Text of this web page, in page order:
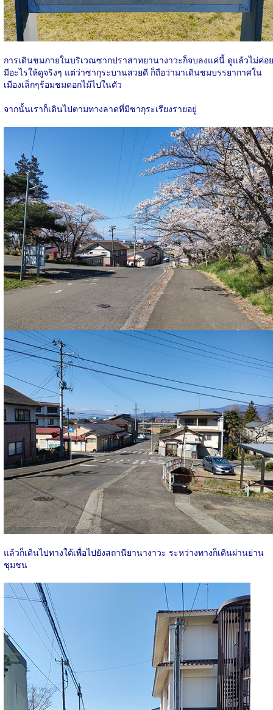
การเดินชมภายในบริเวณซากปราสาทยานางาวะก็จบลงแค่นี้ ดูแล้วไม่ค่อย
มีอะไรให้ดูจริงๆ แต่ว่าซากุระบานสวยดี ก็ถือว่ามาเดินชมบรรยากาศใน
เมืองเล็กๆร้อมชมดอกไม้ไปในตัว
จากนั้นเราก็เดินไปตามทางลาดที่มีซากุระเรียงรายอยู่
แล้วก็เดินไปทางใต้เพื่อไปยังสถานียานางาวะ ระหว่างทางก็เดินผ่านย่าน
ชุมชน